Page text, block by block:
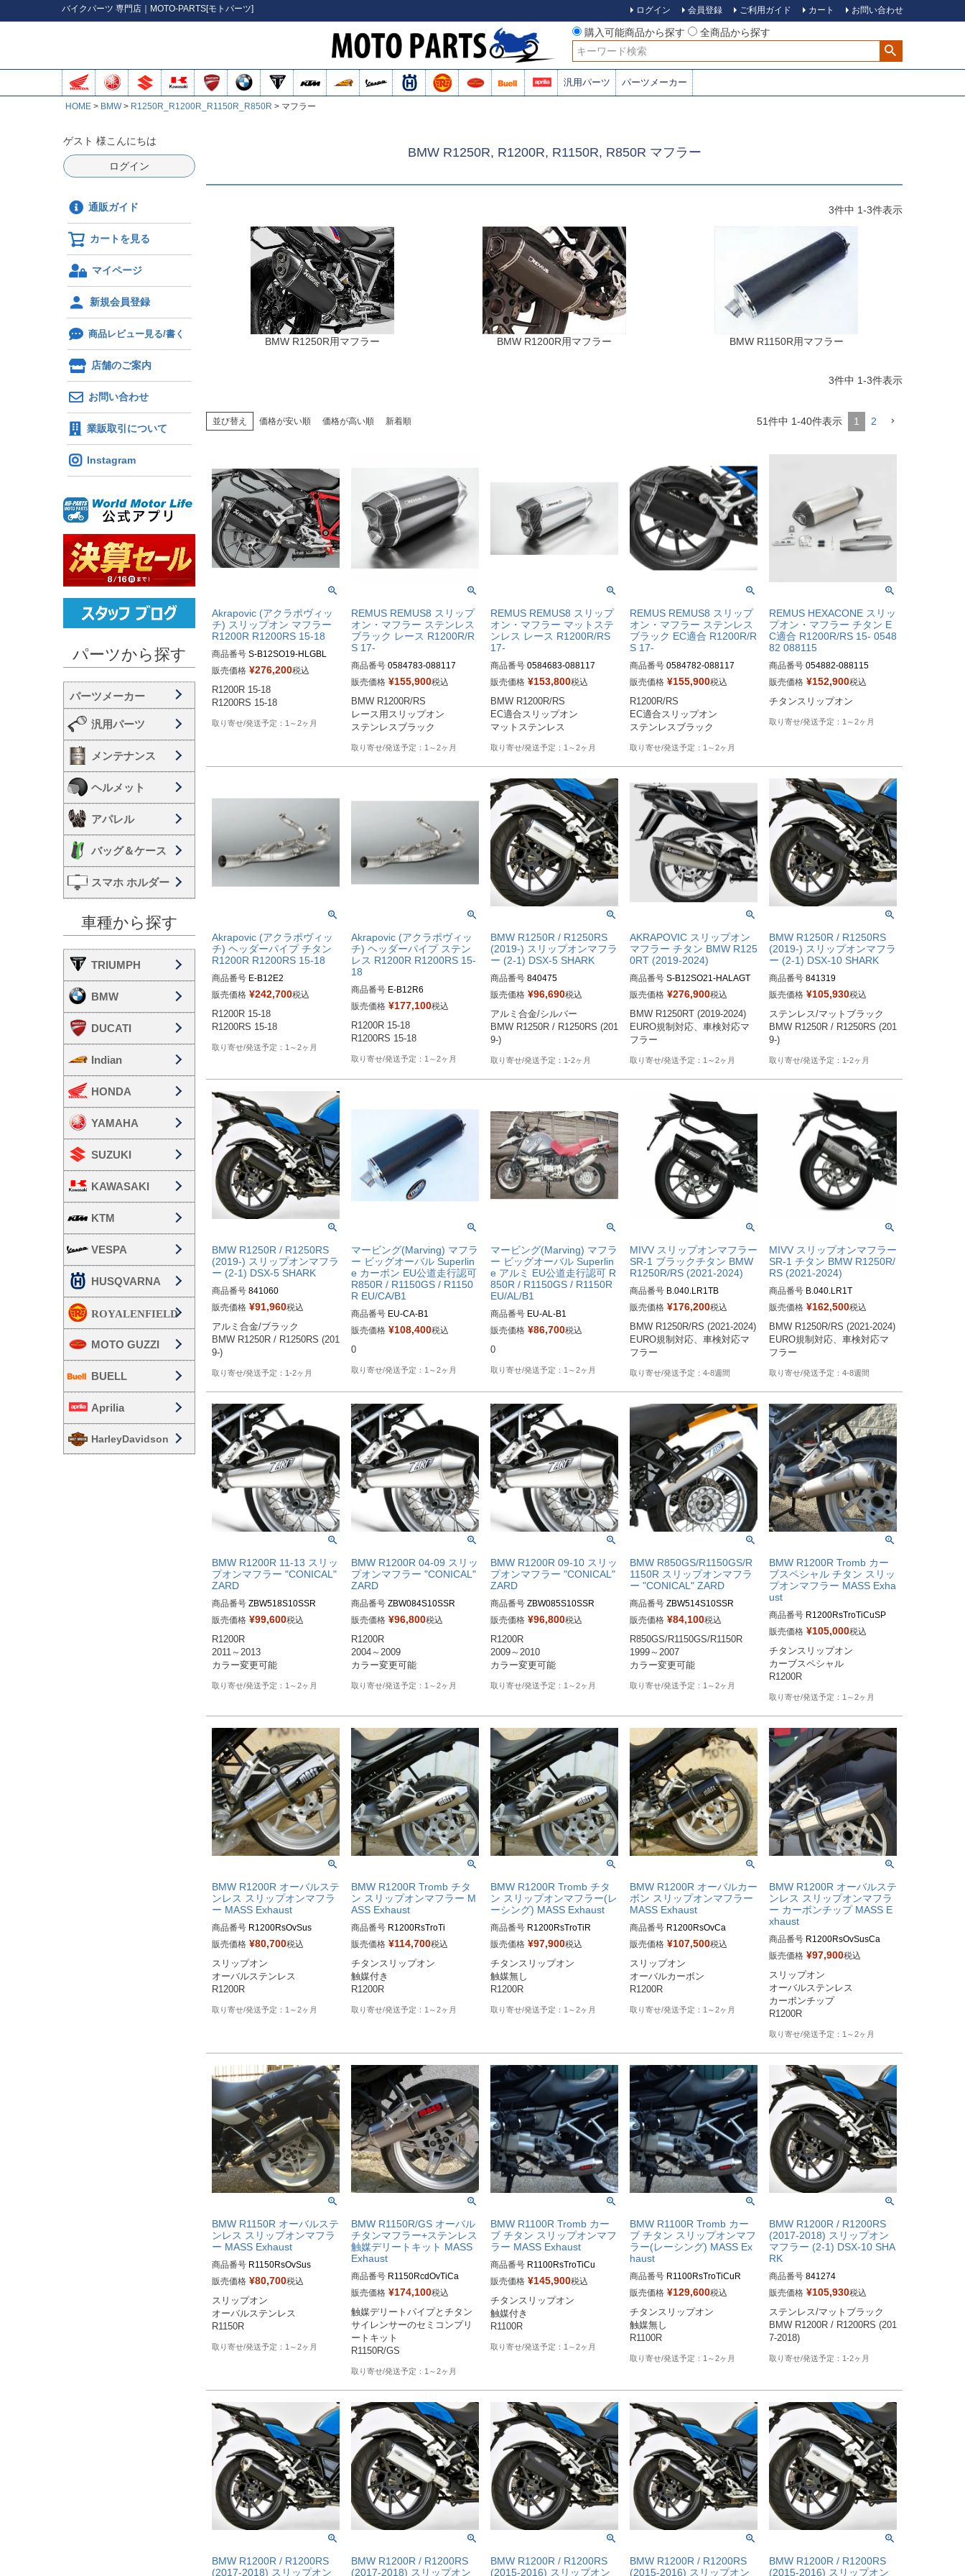
バイクパーツ 専門店｜MOTO-PARTS[モトパーツ] ログイン 会員登録 ご利用ガイド カート お問い合わせ
購入可能商品から探す
全商品から探す
検索
汎用パーツ パーツメーカー
HOME BMW R1250R_R1200R_R1150R_R850R マフラー
ゲスト 様こんにちは
ログイン
通販ガイド
カートを見る
マイページ
新規会員登録
商品レビュー見る/書く
店舗のご案内
お問い合わせ
業販取引について
Instagram
パーツから探す
汎用パーツ
メンテナンス
ヘルメット
アパレル
バッグ＆ケース
スマホ ホルダー
車種から探す
TRIUMPH
BMW
DUCATI
Indian
HONDA
YAMAHA
SUZUKI
KAWASAKI
KTM
VESPA
HUSQVARNA
MOTO GUZZI
BUELL
Aprilia
HarleyDavidson
BMW R1250R, R1200R, R1150R, R850R マフラー
3件中 1-3件表示
BMW R1250R用マフラー BMW R1200R用マフラー BMW R1150R用マフラー
3件中 1-3件表示
並び替え 価格が安い順 価格が高い順 新着順 51件中 1-40件表示 1 2
Akrapovic (アクラポヴィッ
チ) スリップオン マフラー
R1200R R1200RS 15-18
商品番号
販売価格 ¥276,200税込
R1200R 15-18
R1200RS 15-18
1～2ヶ月
REMUS REMUS8 スリップ
オン・マフラー ステンレス
ブラック レース R1200R/R
S 17-
商品番号 0584783-088117
EU型番：rem_0584783_088117
販売価格 ¥155,900税込
BMW R1200R/RS
レース用スリップオン
ステンレスブラック
1～2ヶ月
REMUS REMUS8 スリップ
オン・マフラー マットステ
ンレス レース R1200R/RS
17-
商品番号 0584683-088117
EU型番：rem_0584683_088117
販売価格 ¥153,800税込
BMW R1200R/RS
EC適合スリップオン
マットステンレス
1～2ヶ月
REMUS REMUS8 スリップ
オン・マフラー ステンレス
ブラック EC適合 R1200R/R
S 17-
商品番号 0584782-088117
EU型番：rem_0584782_088117
販売価格 ¥155,900税込
R1200R/RS
EC適合スリップオン
ステンレスブラック
1～2ヶ月
REMUS HEXACONE スリッ
プオン・マフラー チタン E
C適合 R1200R/RS 15- 0548
82 088115
商品番号 054882-088115
販売価格 ¥152,900税込
チタンスリップオン
1～2ヶ月
Akrapovic (アクラポヴィッ
チ) ヘッダーパイプ チタン
R1200R R1200RS 15-18
商品番号
販売価格 ¥242,700税込
R1200R 15-18
R1200RS 15-18
1～2ヶ月
Akrapovic (アクラポヴィッ
チ) ヘッダーパイプ ステン
レス R1200R R1200RS 15-
18
商品番号 E-B12R6
販売価格 ¥177,100税込
R1200R 15-18
R1200RS 15-18
1～2ヶ月
BMW R1250R / R1250RS
(2019-) スリップオンマフラ
ー (2-1) DSX-5 SHARK
商品番号 840475
販売価格 ¥96,690税込
アルミ合金/シルバー
BMW R1250R / R1250RS (201
9-)
1-2ヶ月
AKRAPOVIC スリップオン
マフラー チタン BMW R125
0RT (2019-2024)
商品番号 S-B12SO21-HALAGT
販売価格 ¥276,900税込
BMW R1250RT (2019-2024)
EURO規制対応、車検対応マ
フラー
1～2ヶ月
BMW R1250R / R1250RS
(2019-) スリップオンマフラ
ー (2-1) DSX-10 SHARK
商品番号 841319
販売価格 ¥105,930税込
ステンレス/マットブラック
BMW R1250R / R1250RS (201
9-)
1-2ヶ月
BMW R1250R / R1250RS
(2019-) スリップオンマフラ
ー (2-1) DSX-5 SHARK
商品番号 841060
販売価格 ¥91,960税込
アルミ合金/ブラック
BMW R1250R / R1250RS (201
9-)
1-2ヶ月
マービング(Marving) マフラ
ー ビッグオーバル Superlin
e カーボン EU公道走行認可
R850R / R1150GS / R1150
R EU/CA/B1
商品番号 EU-CA-B1
EUD型番：mvg_EU-CA-B1
販売価格 ¥108,400税込
0
1～2ヶ月
マービング(Marving) マフラ
ー ビッグオーバル Superlin
e アルミ EU公道走行認可 R
850R / R1150GS / R1150R
EU/AL/B1
商品番号 EU-AL-B1
EUD型番：mvg_EU-AL-B1
販売価格 ¥86,700税込
0
1～2ヶ月
MIVV スリップオンマフラー
SR-1 ブラックチタン BMW
R1250R/RS (2021-2024)
商品番号 B.040.LR1TB
販売価格 ¥176,200税込
BMW R1250R/RS (2021-2024)
EURO規制対応、車検対応マ
フラー
4-8週間
MIVV スリップオンマフラー
SR-1 チタン BMW R1250R/
RS (2021-2024)
商品番号 B.040.LR1T
販売価格 ¥162,500税込
BMW R1250R/RS (2021-2024)
EURO規制対応、車検対応マ
フラー
4-8週間
BMW R1200R 11-13 スリッ
プオンマフラー "CONICAL"
ZARD
商品番号 ZBW518S10SSR
ZBW518S10SSR：ステンレス、
ZBW518S10SSR-B：ステンレ
ス、ブラック
ZBW518S10SSR-P：ステンレ
ス、ポリッシュ
ン、ブラック
販売価格 ¥99,600税込
R1200R
2011～2013
1～2ヶ月
BMW R1200R 04-09 スリッ
プオンマフラー "CONICAL"
ZARD
商品番号 ZBW084S10SSR
ZBW084S10SSR：ステンレス、
ZBW084S10SSR-B：ステンレ
ス、ブラック
ZBW084S10SSR-P：ステンレ
ス、ポリッシュ
ン、ブラック
販売価格 ¥96,800税込
R1200R
2004～2009
1～2ヶ月
BMW R1200R 09-10 スリッ
プオンマフラー "CONICAL"
ZARD
商品番号 ZBW085S10SSR
ZBW085S10SSR：サテン
ZBW085S10SSR-P：ポリッシュ
販売価格 ¥96,800税込
R1200R
2009～2010
1～2ヶ月
BMW R850GS/R1150GS/R
1150R スリップオンマフラ
ー "CONICAL" ZARD
商品番号 ZBW514S10SSR
ZBW514S10SSR　ステンレス、
ZBW514S10SSR-B　ステンレ
ス、ブラック
ZBW514S10SSR-P　ステンレ
ス、ポリッシュ
販売価格 ¥84,100税込
R850GS/R1150GS/R1150R
1999～2007
1～2ヶ月
BMW R1200R Tromb カー
ブスペシャル チタン スリッ
プオンマフラー MASS Exha
ust
商品番号 R1200RsTroTiCuSP
https://www.massmoto.it/prodott
o/tromb-titan-curve-special-bmw
-r-1200-r/
販売価格 ¥105,000税込
チタンスリップオン
カーブスペシャル
R1200R
1～2ヶ月
BMW R1200R オーバルステ
ンレス スリップオンマフラ
ー MASS Exhaust
商品番号 R1200RsOvSus
https://www.massmoto.it/prodott
o/oval-inox-bmw-r-1200-r/
販売価格 ¥80,700税込
スリップオン
オーバルステンレス
R1200R
1～2ヶ月
BMW R1200R Tromb チタ
ン スリップオンマフラー M
ASS Exhaust
商品番号 R1200RsTroTi
https://www.massmoto.it/prodott
o/tromb-titan-bmw-r-1200-r/
触媒ありを選択してください
販売価格 ¥114,700税込
チタンスリップオン
触媒付き
R1200R
1～2ヶ月
BMW R1200R Tromb チタ
ン スリップオンマフラー(レ
ーシング) MASS Exhaust
商品番号 R1200RsTroTiR
https://www.massmoto.it/prodott
o/tromb-titan-bmw-r-1200-r/
触媒なしを選択してください
販売価格 ¥97,900税込
チタンスリップオン
触媒無し
R1200R
1～2ヶ月
BMW R1200R オーバルカー
ボン スリップオンマフラー
MASS Exhaust
商品番号 R1200RsOvCa
https://www.massmoto.it/prodott
o/oval-carbon-carbon-top-bmw-r
-1200-r/
販売価格 ¥107,500税込
スリップオン
オーバルカーボン
R1200R
1～2ヶ月
BMW R1200R オーバルステ
ンレス スリップオンマフラ
ー カーボンチップ MASS E
xhaust
商品番号 R1200RsOvSusCa
https://www.massmoto.it/prodott
o/oval-inox-carbon-top-bmw-r-1
200-r/
販売価格 ¥97,900税込
スリップオン
オーバルステンレス
カーボンチップ
R1200R
1～2ヶ月
BMW R1150R オーバルステ
ンレス スリップオンマフラ
ー MASS Exhaust
商品番号 R1150RsOvSus
https://www.massmoto.it/prodott
o/oval-inox-satin-bmw-1150-r/
販売価格 ¥80,700税込
スリップオン
オーバルステンレス
R1150R
1～2ヶ月
BMW R1150R/GS オーバル
チタンマフラー+ステンレス
触媒デリートキット MASS
Exhaust
商品番号 R1150RcdOvTiCa
https://www.massmoto.it/prodott
o/oval-titan-carbon-top-bmw-115
0-gsr/
販売価格 ¥174,100税込
触媒デリートパイプとチタン
サイレンサーのセミコンプリ
ートキット
R1150R/GS
1～2ヶ月
BMW R1100R Tromb カー
ブ チタン スリップオンマフ
ラー MASS Exhaust
商品番号 R1100RsTroTiCu
https://www.massmoto.it/prodott
o/tromb-titan-curve-bmw-r1100-r/
触媒ありを選択してください
販売価格 ¥145,900税込
チタンスリップオン
触媒付き
R1100R
1～2ヶ月
BMW R1100R Tromb カー
ブ チタン スリップオンマフ
ラー(レーシング) MASS Ex
haust
商品番号 R1100RsTroTiCuR
https://www.massmoto.it/prodott
o/tromb-titan-curve-bmw-r1100-r/
触媒なしを選択してください
販売価格 ¥129,600税込
チタンスリップオン
触媒無し
R1100R
1～2ヶ月
BMW R1200R / R1200RS
(2017-2018) スリップオン
マフラー (2-1) DSX-10 SHA
RK
商品番号 841274
販売価格 ¥105,930税込
ステンレス/マットブラック
BMW R1200R / R1200RS (201
7-2018)
1-2ヶ月
BMW R1200R / R1200RS
(2017-2018) スリップオン
BMW R1200R / R1200RS
(2017-2018) スリップオン
BMW R1200R / R1200RS
(2015-2016) スリップオン
BMW R1200R / R1200RS
(2015-2016) スリップオン
BMW R1200R / R1200RS
(2015-2016) スリップオン